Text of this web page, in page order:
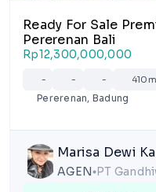
Ready For Sale
Pererenan Bali
Rp12,300,000,000
- - -
Pererenan, Badung
Marisa Dewi
AGEN lens PT